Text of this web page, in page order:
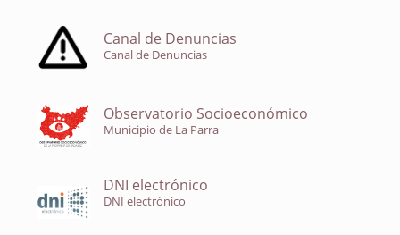
Canal de Denuncias
Canal de Denuncias
Observatorio Socioeconómico
Municipio de La Parra
DNI electrónico
DNI electrónico